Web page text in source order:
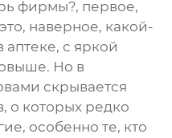
фирмы?, первое,
наверное, какой-
с яркой
Но в
скрывается
о которых редко
особенно те, кто